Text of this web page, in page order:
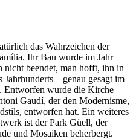
das Wahrzeichen der
Ihr Bau wurde im Jahr
nicht beendet, man hofft, ihn in
Jahrhunderts – genau gesagt im
Entworfen wurde die Kirche
Gaudí, der den Modernisme,
entworfen hat. Ein weiteres
ist der Park Güell, der
und Mosaiken beherbergt.